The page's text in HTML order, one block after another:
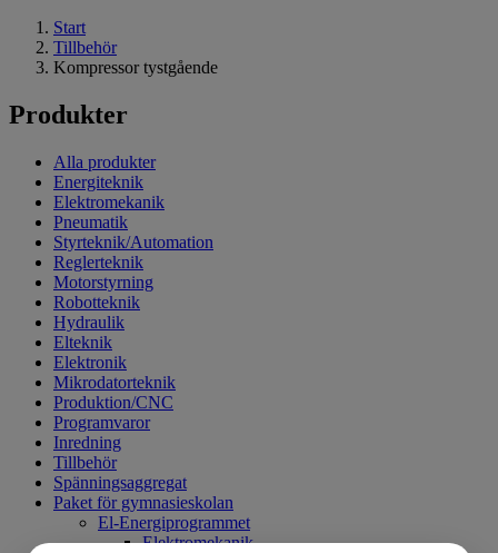
Start
Tillbehör
Kompressor tystgående
Produkter
Alla produkter
Energiteknik
Elektromekanik
Pneumatik
Styrteknik/Automation
Reglerteknik
Motorstyrning
Robotteknik
Hydraulik
Elteknik
Elektronik
Mikrodatorteknik
Produktion/CNC
Programvaror
Inredning
Tillbehör
Spänningsaggregat
Paket för gymnasieskolan
El-Energiprogrammet
Elektromekanik